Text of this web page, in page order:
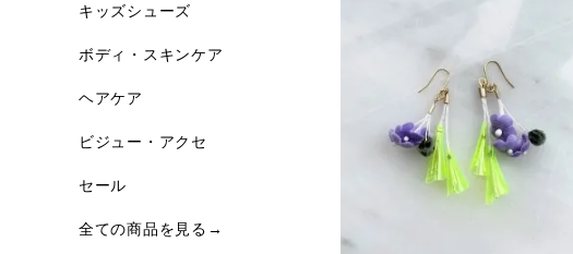
キッズシューズ
ボディ・スキンケア
ヘアケア
ビジュー・アクセ
セール
全ての商品を見る→